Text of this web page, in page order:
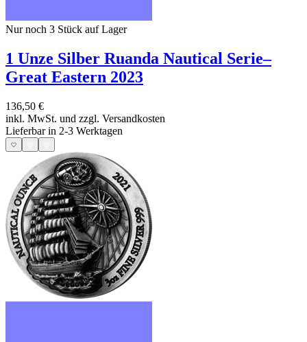
Nur noch 3 Stück auf Lager
1 Unze Silber Ruanda Nautical Serie–
Great Eastern 2023
136,50 €
inkl. MwSt. und zzgl. Versandkosten
Lieferbar in 2-3 Werktagen